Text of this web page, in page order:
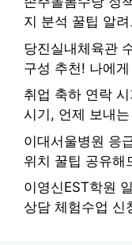
지 분석 꿀팁 알
당진실내체육관
구성 추천! 나에
취업 축하 연락
시기, 언제 보내
이대서울병원 응
위치 꿀팁 공유해
이영신EST학원
상담 체험수업 신